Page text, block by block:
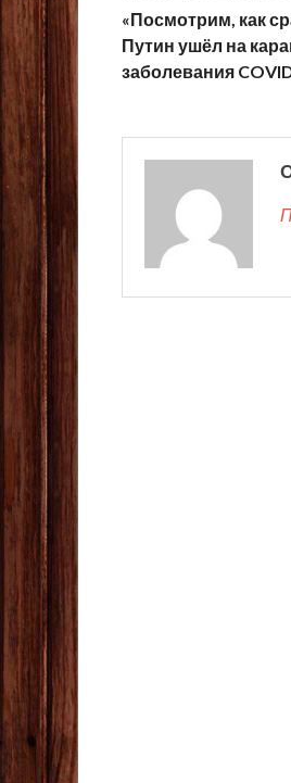
«Посмотрим, как
Путин ушёл на
заболевания